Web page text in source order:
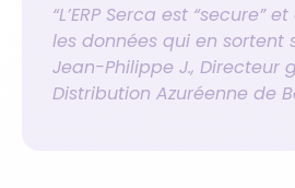
“L’ERP Serca est “secure”
les données qui en sortent
Jean-Philippe J., Directeur
Distribution Azuréenne de